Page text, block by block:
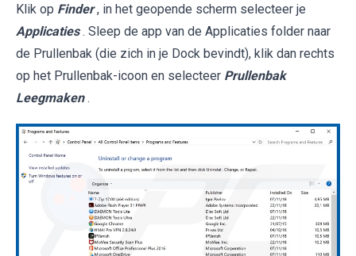
Klik op Finder , in het geopende scherm selecteer je
Applicaties . Sleep de app van de Applicaties folder naar
de Prullenbak (die zich in je Dock bevindt), klik dan rechts
op het Prullenbak-icoon en selecteer Prullenbak
Leegmaken .